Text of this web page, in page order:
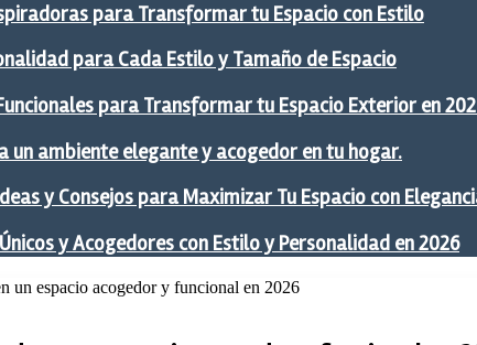
para Transformar tu Espacio con Estilo
para Cada Estilo y Tamaño de Espacio
para Transformar tu Espacio Exterior en
ambiente elegante y acogedor en tu hogar.
y Consejos para Maximizar Tu Espacio con
y Acogedores con Estilo y Personalidad en 2026
un espacio acogedor y funcional en 2026